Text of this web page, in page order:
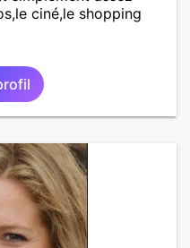
ciné,le shopping